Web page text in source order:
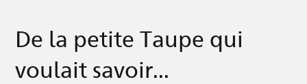
De la petite Taupe qui
voulait savoir...